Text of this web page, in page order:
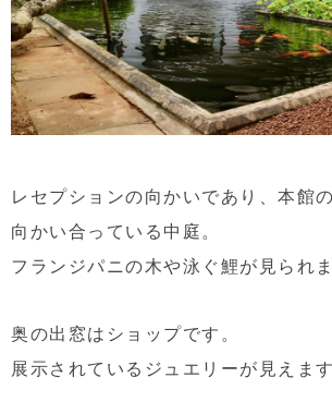
レセプションの向かいであり、本館
向かい合っている中庭。
フランジパニの木や泳ぐ鯉が見られま
奥の出窓はショップです。
展示されているジュエリーが見えます